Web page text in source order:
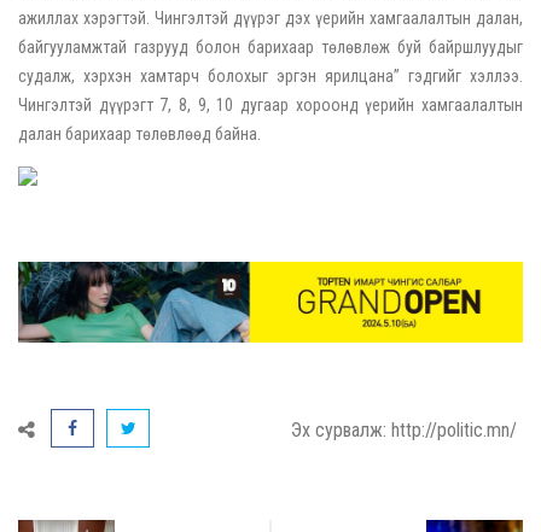
ажиллах хэрэгтэй. Чингэлтэй дүүрэг дэх үерийн хамгаалалтын далан,
байгууламжтай газрууд болон барихаар төлөвлөж буй байршлуудыг
судалж, хэрхэн хамтарч болохыг эргэн ярилцана” гэдгийг хэллээ.
Чингэлтэй дүүрэгт 7, 8, 9, 10 дугаар хороонд үерийн хамгаалалтын
далан барихаар төлөвлөөд байна.
Эх сурвалж: http://politic.mn/